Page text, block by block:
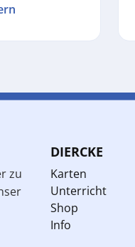
zu
DIERCKE
Karten
Unterricht
Shop
Info